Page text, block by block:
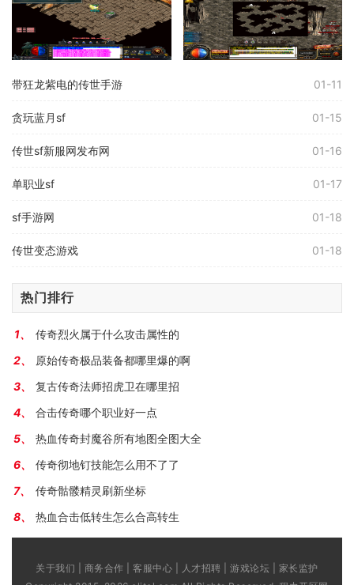
带狂龙紫电的传世手游 01-11
贪玩蓝月sf 01-15
传世sf新服网发布网 01-16
单职业sf 01-17
sf手游网 01-18
传世变态游戏 01-18
热门排行
传奇烈火属于什么攻击属性的
原始传奇极品装备都哪里爆的啊
复古传奇法师招虎卫在哪里招
合击传奇哪个职业好一点
热血传奇封魔谷所有地图全图大全
传奇彻地钉技能怎么用不了了
传奇骷髅精灵刷新坐标
热血合击低转生怎么合高转生
关于我们 | 商务合作 | 客服中心 | 人才招聘 | 游戏论坛 | 家长监护